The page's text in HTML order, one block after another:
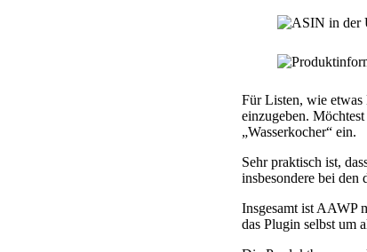
Für Listen, wie etwas
einzugeben.
„Wasserkocher“ ein.
Sehr praktisch ist,
insbesondere bei den
Insgesamt ist AAWP
das Plugin selbst um